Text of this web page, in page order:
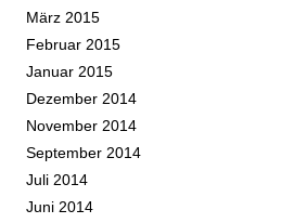
März 2015
Februar 2015
Januar 2015
Dezember 2014
November 2014
September 2014
Juli 2014
Juni 2014